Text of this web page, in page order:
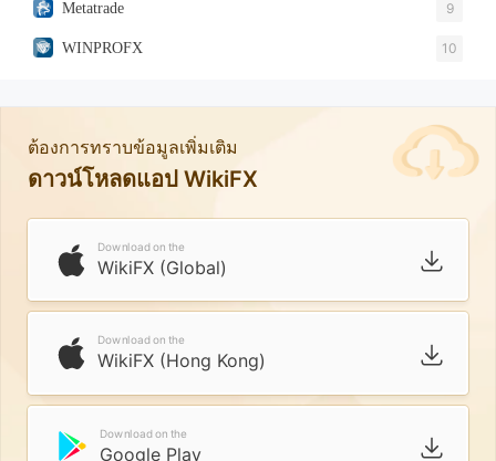
Metatrade 9
WINPROFX 10
ต้องการทราบข้อมูลเพิ่มเติม
ดาวน์โหลดแอป WikiFX
Download on the
WikiFX (Global)
Download on the
WikiFX (Hong Kong)
Download on the
Google Play